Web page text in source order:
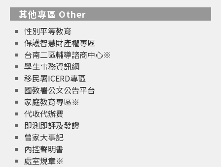
其他專區 Other
性別平等教育
保護智慧財產權專區
台南二區輔導諮商中心※
學生事務資訊網
移民署ICERD專區
國教署公文公告平台
家庭教育專區※
代收代辦費
即測即評及發證
曾家大事記
內控聲明書
處室規章※